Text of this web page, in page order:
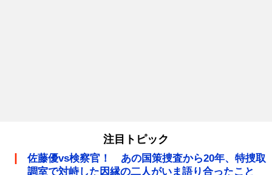
注目トピック
佐藤優vs検察官！ あの国策捜査から20年、特捜取
調室で対峙した因縁の二人がいま語り合ったこと